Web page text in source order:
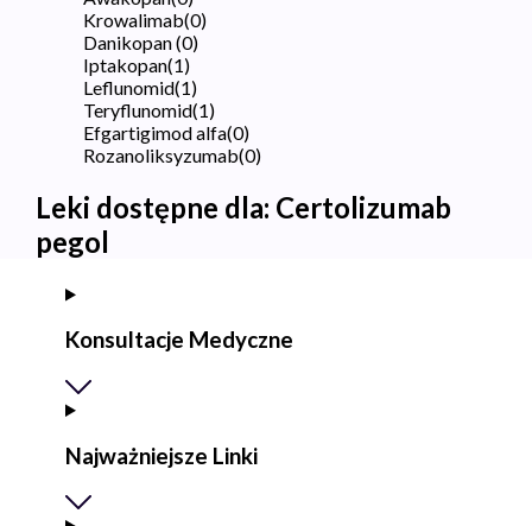
Krowalimab(0)
Danikopan(0)
Iptakopan(1)
Leflunomid(1)
Teryflunomid(1)
Efgartigimod alfa(0)
Rozanoliksyzumab(0)
Leki dostępne dla: Certolizumab
pegol
Konsultacje Medyczne
Najważniejsze Linki